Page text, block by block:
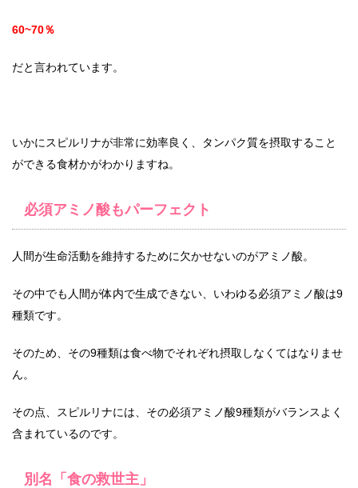
60~70％
だと言われています。
いかにスピルリナが非常に効率良く、タンパク質を摂取すること
ができる食材かがわかりますね。
必須アミノ酸もパーフェクト
人間が生命活動を維持するために欠かせないのがアミノ酸。
その中でも人間が体内で生成できない、いわゆる必須アミノ酸は9
種類です。
そのため、その9種類は食べ物でそれぞれ摂取しなくてはなりませ
ん。
その点、スピルリナには、その必須アミノ酸9種類がバランスよく
含まれているのです。
別名「食の救世主」